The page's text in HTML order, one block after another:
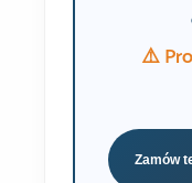
⚠️
Zamów